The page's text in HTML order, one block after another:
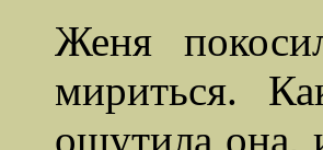
Женя
мириться.
ощутила она,